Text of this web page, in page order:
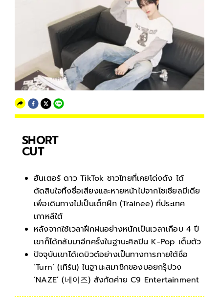
SHORT
CUT
ฮันเตอร์ ดาว TikTok ชาวไทยที่เคยโด่งดัง ได้
ตัดสินใจทิ้งชื่อเสียงและหายหน้าไปจากโซเชียลมีเดีย
เพื่อเดินทางไปเป็นเด็กฝึก (Trainee) ที่ประเทศ
เกาหลีใต้
หลังจากใช้เวลาฝึกฝนอย่างหนักเป็นเวลาเกือบ 4 ปี
เขาก็ได้กลับมาอีกครั้งในฐานะศิลปิน K-Pop เต็มตัว
ปัจจุบันเขาได้เดบิวต์อย่างเป็นทางการภายใต้ชื่อ
‘Turn’ (เทิร์น) ในฐานะสมาชิกของบอยกรุ๊ปวง
‘NAZE’ (네이즈) สังกัดค่าย C9 Entertainment